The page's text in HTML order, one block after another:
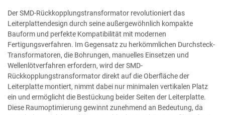
Der SMD-Rückkopplungstransformator revolutioniert das
Leiterplattendesign durch seine außergewöhnlich kompakte
Bauform und perfekte Kompatibilität mit modernen
Fertigungsverfahren. Im Gegensatz zu herkömmlichen Durchsteck-
Transformatoren, die Bohrungen, manuelles Einsetzen und
Wellenlötverfahren erfordern, wird der SMD-
Rückkopplungstransformator direkt auf die Oberfläche der
Leiterplatte montiert, nimmt dabei nur minimalen vertikalen Platz
ein und ermöglicht die Bestückung beider Seiten der Leiterplatte.
Diese Raumoptimierung gewinnt zunehmend an Bedeutung, da